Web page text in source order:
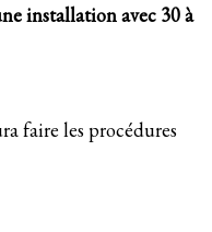
installation avec 30 à
faire les procédures